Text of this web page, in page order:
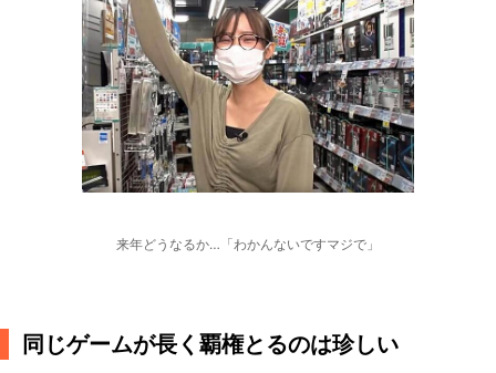
来年どうなるか…「わかんないですマジで」
同じゲームが長く覇権とるのは珍しい